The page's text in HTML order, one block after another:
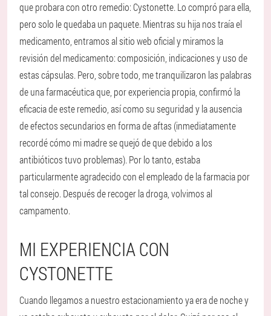
que probara con otro remedio: Cystonette. Lo compró para ella,
pero solo le quedaba un paquete. Mientras su hija nos traía el
medicamento, entramos al sitio web oficial y miramos la
revisión del medicamento: composición, indicaciones y uso de
estas cápsulas. Pero, sobre todo, me tranquilizaron las palabras
de una farmacéutica que, por experiencia propia, confirmó la
eficacia de este remedio, así como su seguridad y la ausencia
de efectos secundarios en forma de aftas (inmediatamente
recordé cómo mi madre se quejó de que debido a los
antibióticos tuvo problemas). Por lo tanto, estaba
particularmente agradecido con el empleado de la farmacia por
tal consejo. Después de recoger la droga, volvimos al
campamento.
MI EXPERIENCIA CON
CYSTONETTE
Cuando llegamos a nuestro estacionamiento ya era de noche y